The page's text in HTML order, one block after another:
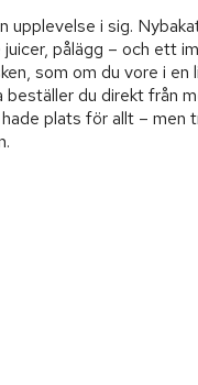
upplevelse i sig.
pålägg – och ett
som om du vore i
beställer du direkt från
plats för allt –